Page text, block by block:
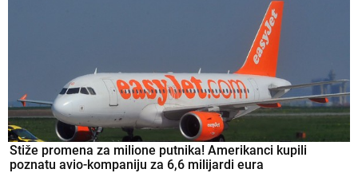
Stiže promena za milione putnika! Amerikanci kupili
poznatu avio-kompaniju za 6,6 milijardi eura